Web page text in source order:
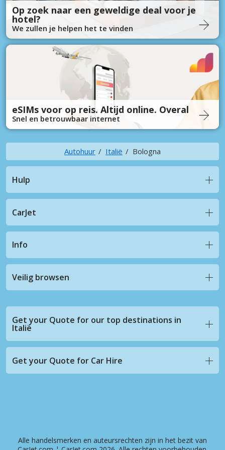
Op zoek naar een geweldige deal voor je
hotel?
We zullen je helpen het te vinden
eSIMs voor op reis. Altijd online. Overal
Snel en betrouwbaar internet
Autohuur Italië Bologna
Hulp
CarJet
Info
Veilig browsen
Get your Quote for our top destinations in
Italië
Get your Quote for Car Hire
Alle handelsmerken en auteursrechten zijn in het bezit van